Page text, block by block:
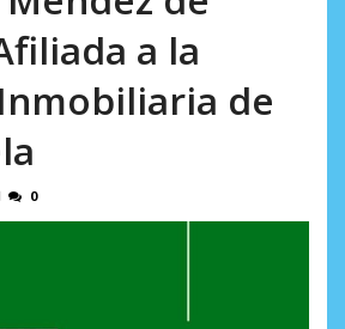
a la
de
0